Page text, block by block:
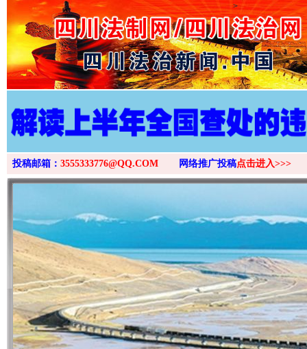
>
投稿邮箱： 3555333776@QQ.COM 网络推广投稿点击进入>>>